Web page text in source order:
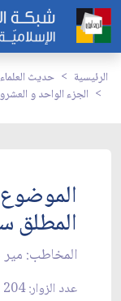
الرئيسية حديث
الجزء الواحد و
المطلق
المخاطب:
عدد الزوار: 204